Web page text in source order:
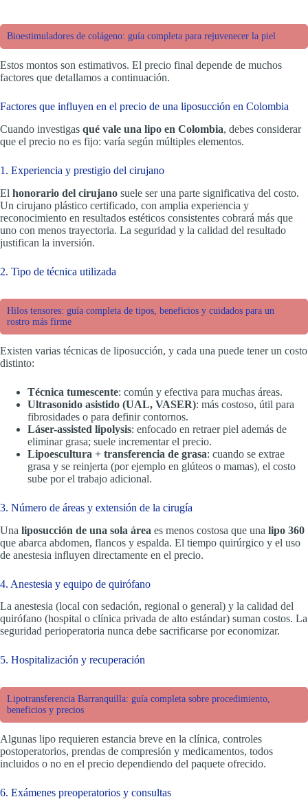
Bioestimuladores de colágeno: guía completa para rejuvenecer la piel
Estos montos son estimativos. El precio final depende de muchos
factores que detallamos a continuación.
Factores que influyen en el precio de una liposucción en Colombia
Cuando investigas qué vale una lipo en Colombia, debes considerar
que el precio no es fijo: varía según múltiples elementos.
1. Experiencia y prestigio del cirujano
El honorario del cirujano suele ser una parte significativa del costo.
Un cirujano plástico certificado, con amplia experiencia y
reconocimiento en resultados estéticos consistentes cobrará más que
uno con menos trayectoria. La seguridad y la calidad del resultado
justifican la inversión.
2. Tipo de técnica utilizada
Hilos tensores: guía completa de tipos, beneficios y cuidados para un
rostro más firme
Existen varias técnicas de liposucción, y cada una puede tener un costo
distinto:
Técnica tumescente: común y efectiva para muchas áreas.
Ultrasonido asistido (UAL, VASER): más costoso, útil para
fibrosidades o para definir contornos.
Láser-assisted lipolysis: enfocado en retraer piel además de
eliminar grasa; suele incrementar el precio.
Lipoescultura + transferencia de grasa: cuando se extrae
grasa y se reinjerta (por ejemplo en glúteos o mamas), el costo
sube por el trabajo adicional.
3. Número de áreas y extensión de la cirugía
Una liposucción de una sola área es menos costosa que una lipo 360
que abarca abdomen, flancos y espalda. El tiempo quirúrgico y el uso
de anestesia influyen directamente en el precio.
4. Anestesia y equipo de quirófano
La anestesia (local con sedación, regional o general) y la calidad del
quirófano (hospital o clínica privada de alto estándar) suman costos. La
seguridad perioperatoria nunca debe sacrificarse por economizar.
5. Hospitalización y recuperación
Lipotransferencia Barranquilla: guía completa sobre procedimiento,
beneficios y precios
Algunas lipo requieren estancia breve en la clínica, controles
postoperatorios, prendas de compresión y medicamentos, todos
incluidos o no en el precio dependiendo del paquete ofrecido.
6. Exámenes preoperatorios y consultas